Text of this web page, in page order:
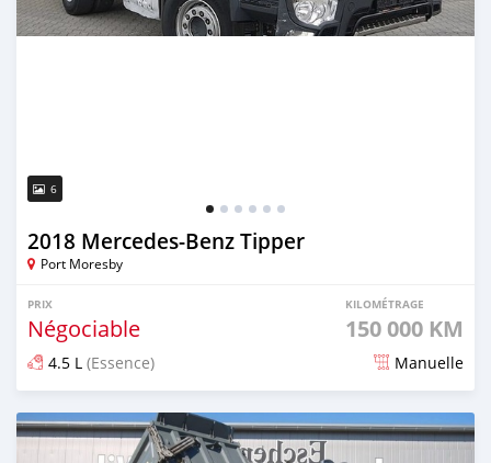
6
2018 Mercedes‒Benz Tipper
Port Moresby
PRIX
Négociable
KILOMÉTRAGE
150 000 KM
4.5 L (Essence) Manuelle
Publié il y a plus de 2 ans